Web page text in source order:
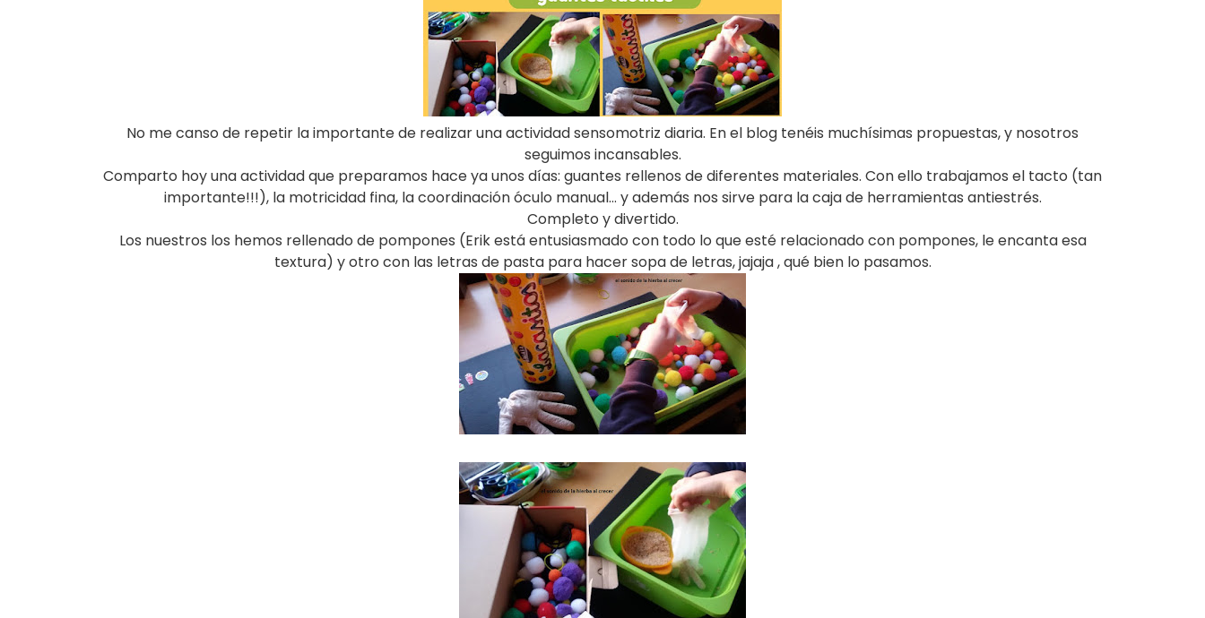
No me canso de repetir la importante de realizar una actividad sensomotriz diaria. En el blog tenéis muchísimas propuestas, y nosotros
seguimos incansables.
Comparto hoy una actividad que preparamos hace ya unos días: guantes rellenos de diferentes materiales. Con ello trabajamos el tacto (tan
importante!!!), la motricidad fina, la coordinación óculo manual… y además nos sirve para la caja de herramientas antiestrés.
Completo y divertido.
Los nuestros los hemos rellenado de pompones (Erik está entusiasmado con todo lo que esté relacionado con pompones, le encanta esa
textura) y otro con las letras de pasta para hacer sopa de letras, jajaja , qué bien lo pasamos.